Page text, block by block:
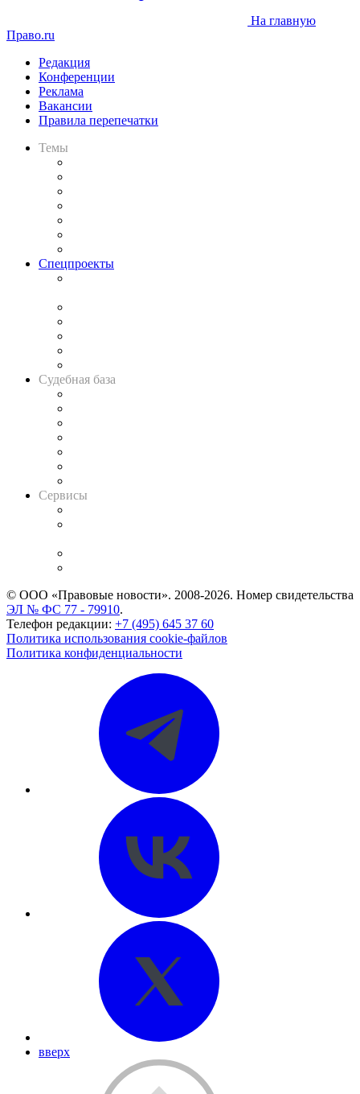
На главную
Право.ru
Редакция
Конференции
Реклама
Вакансии
Правила перепечатки
Темы
Спецпроекты
Судебная база
Сервисы
© ООО «Правовые новости». 2008-2026. Номер свидетельства
ЭЛ № ФС 77 - 79910.
Телефон редакции: +7 (495) 645 37 60
Политика использования cookie-файлов
Политика конфиденциальности
вверх